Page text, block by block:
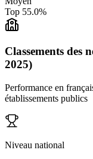
Top 55.0%
Classements des
2025)
Performance en
établissements publics
Niveau national